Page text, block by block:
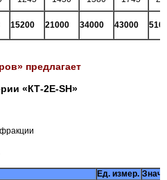
15200 21000 34000 43000
предлагает
«КТ-2Е-SH»
Ед. измер.